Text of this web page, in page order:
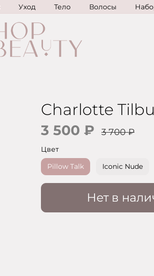
Уход Тело Волосы
Charlotte
3 500 ₽ 3 700 ₽
Нет в
Цвет
Pillow Talk
Iconic Nude